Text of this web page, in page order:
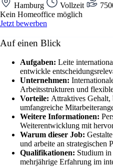
Hamburg Vollzeit
Kein Homeoffice möglich
Jetzt bewerben
Auf einen Blick
Aufgaben: Leite
entwickle
Unternehmen:
Arbeitsstrukturen und
Vorteile: Attraktives Gehalt,
umfangreiche
Weitere Informationen:
Weiterentwicklung mit
Warum dieser Job:
und arbeite an strategischen
Qualifikationen: Studium
mehrjährige Erfahrung im